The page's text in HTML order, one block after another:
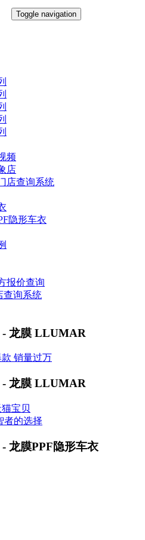
Toggle navigation
频
店
店查询系统
隐形车衣
报价查询
查询系统
- 龙膜 LLUMAR
销量过万
- 龙膜 LLUMAR
宝贝
者的选择
龙膜PPF隐形车衣